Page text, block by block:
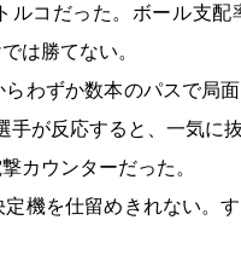
ルコだった。ボール支
は勝てない。
わずか数本のパスで局
手が反応すると、一気に
カウンターだった。
機を仕留めきれない。